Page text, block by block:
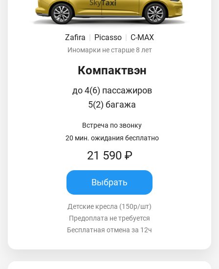
Zafira | Picasso | C-MAX
Иномарки не старше 8 лет
Компактвэн
до 4(6) пассажиров
5(2) багажа
Встреча по звонку
20 мин. ожидания бесплатно
21 590 ₽
Выбрать
Детские кресла (150р/шт)
Предоплата не требуется
Бесплатная отмена за 12ч